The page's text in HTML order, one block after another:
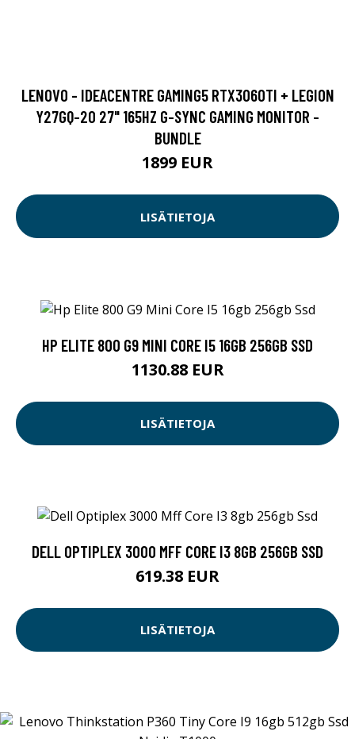
LENOVO - IDEACENTRE GAMING5 RTX3060TI + LEGION
Y27GQ-20 27" 165HZ G-SYNC GAMING MONITOR -
BUNDLE
1899 EUR
LISÄTIETOJA
HP ELITE 800 G9 MINI CORE I5 16GB 256GB SSD
1130.88 EUR
LISÄTIETOJA
DELL OPTIPLEX 3000 MFF CORE I3 8GB 256GB SSD
619.38 EUR
LISÄTIETOJA